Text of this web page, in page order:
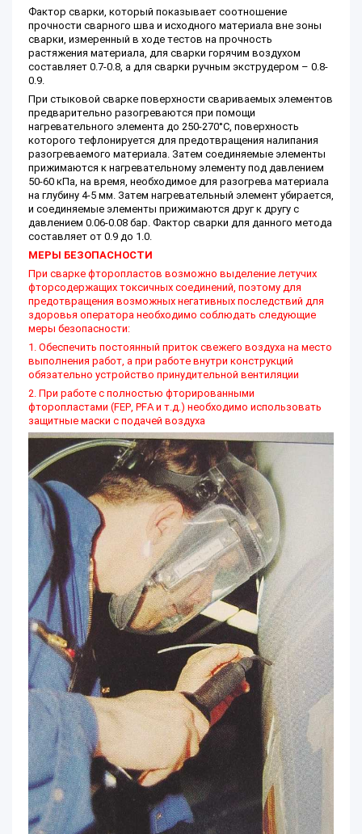
Фактор сварки, который показывает соотношение
прочности сварного шва и исходного материала вне зоны
сварки, измеренный в ходе тестов на прочность
растяжения материала, для сварки горячим воздухом
составляет 0.7-0.8, а для сварки ручным экструдером – 0.8-
0.9.
При стыковой сварке поверхности свариваемых элементов
предварительно разогреваются при помощи
нагревательного элемента до 250-270°С, поверхность
которого тефлонируется для предотвращения налипания
разогреваемого материала. Затем соединяемые элементы
прижимаются к нагревательному элементу под давлением
50-60 кПа, на время, необходимое для разогрева материала
на глубину 4-5 мм. Затем нагревательный элемент убирается,
и соединяемые элементы прижимаются друг к другу с
давлением 0.06-0.08 бар. Фактор сварки для данного метода
составляет от 0.9 до 1.0.
МЕРЫ БЕЗОПАСНОСТИ
При сварке фторопластов возможно выделение летучих
фторсодержащих токсичных соединений, поэтому для
предотвращения возможных негативных последствий для
здоровья оператора необходимо соблюдать следующие
меры безопасности:
1. Обеспечить постоянный приток свежего воздуха на место
выполнения работ, а при работе внутри конструкций
обязательно устройство принудительной вентиляции
2. При работе с полностью фторированными
фторопластами (FEP, PFA и т.д.) необходимо использовать
защитные маски с подачей воздуха